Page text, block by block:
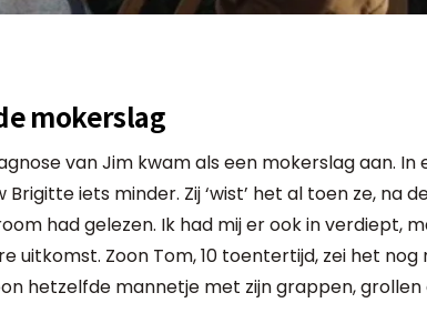
mokerslag
van Jim kwam als een mokerslag aan. In
Brigitte iets minder. Zij ‘wist’ het al toen ze, na
had gelezen. Ik had mij er ook in verdiept,
uitkomst. Zoon Tom, 10 toentertijd, zei het nog
hetzelfde mannetje met zijn grappen, grollen